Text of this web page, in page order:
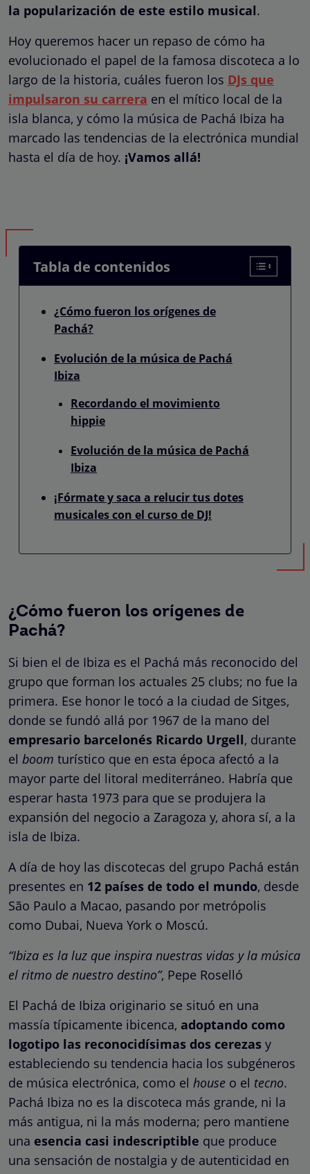
la popularización de este estilo musical.
Hoy queremos hacer un repaso de cómo ha
evolucionado el papel de la famosa discoteca a lo
largo de la historia, cuáles fueron los DJs que
impulsaron su carrera en el mítico local de la
isla blanca, y cómo la música de Pachá Ibiza ha
marcado las tendencias de la electrónica mundial
hasta el día de hoy. ¡Vamos allá!
Tabla de contenidos
¿Cómo fueron los orígenes de
Pachá?
Evolución de la música de Pachá
Ibiza
Recordando el movimiento
hippie
Evolución de la música de Pachá
Ibiza
¡Fórmate y saca a relucir tus dotes
musicales con el curso de DJ!
¿Cómo fueron los orígenes de
Pachá?
Si bien el de Ibiza es el Pachá más reconocido del
grupo que forman los actuales 25 clubs; no fue la
primera. Ese honor le tocó a la ciudad de Sitges,
donde se fundó allá por 1967 de la mano del
empresario barcelonés Ricardo Urgell, durante
el boom turístico que en esta época afectó a la
mayor parte del litoral mediterráneo. Habría que
esperar hasta 1973 para que se produjera la
expansión del negocio a Zaragoza y, ahora sí, a la
isla de Ibiza.
A día de hoy las discotecas del grupo Pachá están
presentes en 12 países de todo el mundo, desde
São Paulo a Macao, pasando por metrópolis
como Dubai, Nueva York o Moscú.
“Ibiza es la luz que inspira nuestras vidas y la música
el ritmo de nuestro destino”, Pepe Roselló
El Pachá de Ibiza originario se situó en una
massía típicamente ibicenca, adoptando como
logotipo las reconocidísimas dos cerezas y
estableciendo su tendencia hacia los subgéneros
de música electrónica, como el house o el tecno.
Pachá Ibiza no es la discoteca más grande, ni la
más antigua, ni la más moderna; pero mantiene
una esencia casi indescriptible que produce
una sensación de nostalgia y de autenticidad en